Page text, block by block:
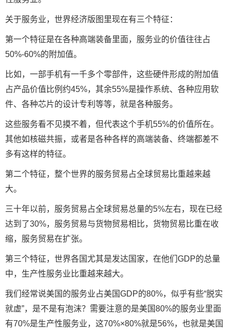
关于服务业，世界经济版图里现在有三个特征：
第一个特征是在各种高端装备里面，服务业的价值往往占
50%-60%的附加值。
比如，一部手机有一千多个零部件，这些硬件形成的附加值
占产品价值比例约45%，其余55%是操作系统、各种应用软
件、各种芯片的设计专利等等，就是各种服务。
这些服务看不见摸不着，但代表这个手机55%的价值所在。
其他如核磁共振，或者是各种各样的高端装备、终端都差不
多有这样的特征。
第二个特征，整个世界的服务贸易占全球贸易比重越来越
大。
三十年以前，服务贸易占全球贸易总量的5%左右，现在已经
达到了30%，服务贸易与货物贸易相比，货物贸易比重在收
缩，服务贸易在扩张。
第三个特征，世界各国尤其是发达国家，在他们GDP的总量
中，生产性服务业比重越来越大。
我们经常说美国的服务业占美国GDP的80%，似乎有些“脱实
就虚”，是不是有泡沫？需要注意的是美国80%的服务业里面
有70%是生产性服务业，这70%×80%就是56%，也就是美国